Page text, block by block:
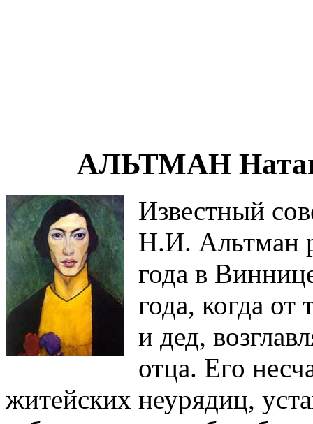
АЛЬТМАН Натан
Известный
Н.И. Альтман
года в
года, когда от
и дед,
отца. Его
житейских неурядиц,